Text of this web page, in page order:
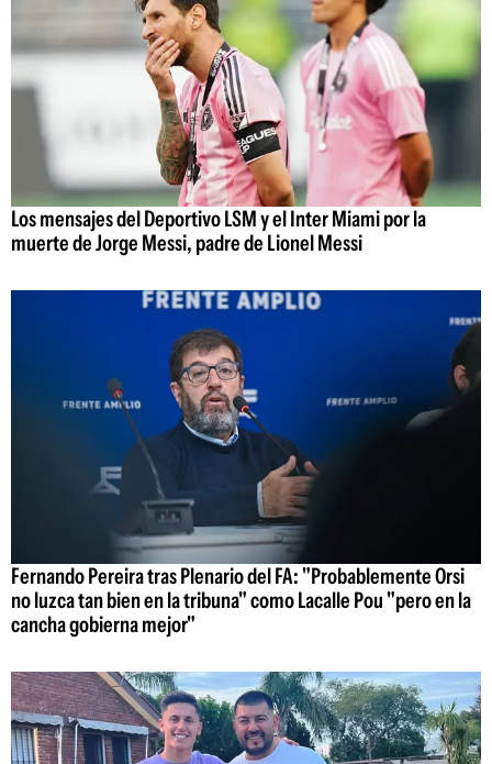
Los mensajes del Deportivo LSM y el Inter Miami por la
muerte de Jorge Messi, padre de Lionel Messi
Fernando Pereira tras Plenario del FA: "Probablemente Orsi
no luzca tan bien en la tribuna" como Lacalle Pou "pero en la
cancha gobierna mejor"